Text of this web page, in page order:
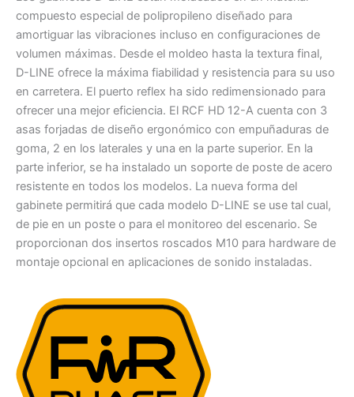
compuesto especial de polipropileno diseñado para
amortiguar las vibraciones incluso en configuraciones de
volumen máximas. Desde el moldeo hasta la textura final,
D-LINE ofrece la máxima fiabilidad y resistencia para su uso
en carretera. El puerto reflex ha sido redimensionado para
ofrecer una mejor eficiencia. El RCF HD 12-A cuenta con 3
asas forjadas de diseño ergonómico con empuñaduras de
goma, 2 en los laterales y una en la parte superior. En la
parte inferior, se ha instalado un soporte de poste de acero
resistente en todos los modelos. La nueva forma del
gabinete permitirá que cada modelo D-LINE se use tal cual,
de pie en un poste o para el monitoreo del escenario. Se
proporcionan dos insertos roscados M10 para hardware de
montaje opcional en aplicaciones de sonido instaladas.